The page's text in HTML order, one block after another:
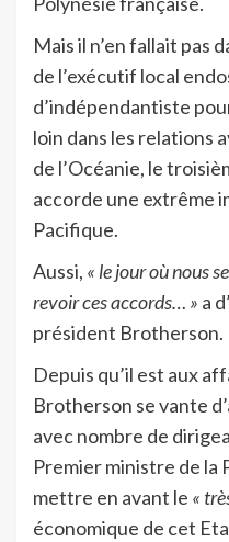
Mais il n’en fallait pas
de l’exécutif local
d’indépendantiste
loin dans les relations
de l’Océanie, le
accorde une extrême
Pacifique.
Aussi, « le jour où nous
revoir ces accords… » a
président Brotherson.
Depuis qu’il est aux
Brotherson se vante
avec nombre de
Premier ministre de la
mettre en avant le «
économique de cet